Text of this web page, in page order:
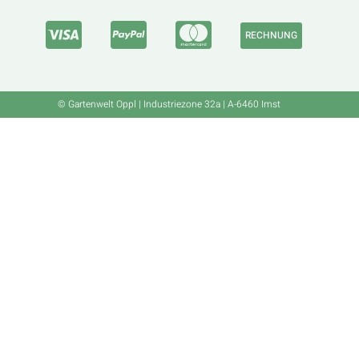
RECHNUNG
© Gartenwelt Oppl | Industriezone 32a | A-6460 Imst